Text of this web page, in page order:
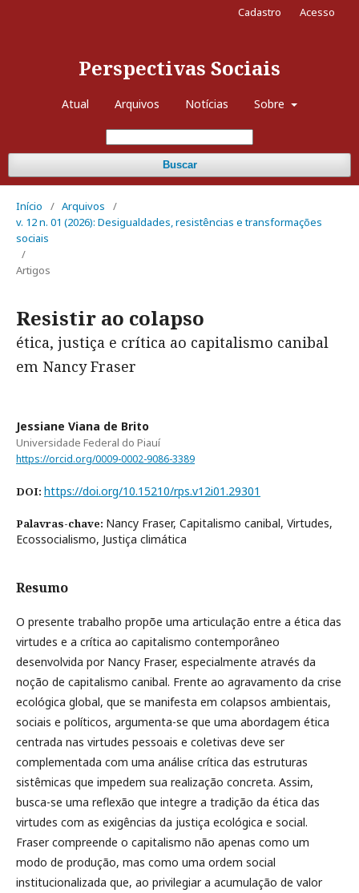
Perspectivas Sociais
Atual Arquivos Notícias Sobre
Buscar
Cadastro Acesso
Início / Arquivos
/
v. 12 n. 01 (2026): Desigualdades, resistências e transformações
sociais
/
Artigos
Resistir ao colapso
ética, justiça e crítica ao capitalismo canibal
em Nancy Fraser
Jessiane Viana de Brito
Universidade Federal do Piauí
https://orcid.org/0009-0002-9086-3389
DOI: https://doi.org/10.15210/rps.v12i01.29301
Palavras-chave: Nancy Fraser, Capitalismo canibal, Virtudes,
Ecossocialismo, Justiça climática
Resumo
O presente trabalho propõe uma articulação entre a ética das
virtudes e a crítica ao capitalismo contemporâneo
desenvolvida por Nancy Fraser, especialmente através da
noção de capitalismo canibal. Frente ao agravamento da crise
ecológica global, que se manifesta em colapsos ambientais,
sociais e políticos, argumenta-se que uma abordagem ética
centrada nas virtudes pessoais e coletivas deve ser
complementada com uma análise crítica das estruturas
sistêmicas que impedem sua realização concreta. Assim,
busca-se uma reflexão que integre a tradição da ética das
virtudes com as exigências da justiça ecológica e social.
Fraser compreende o capitalismo não apenas como um
modo de produção, mas como uma ordem social
institucionalizada que, ao privilegiar a acumulação de valor